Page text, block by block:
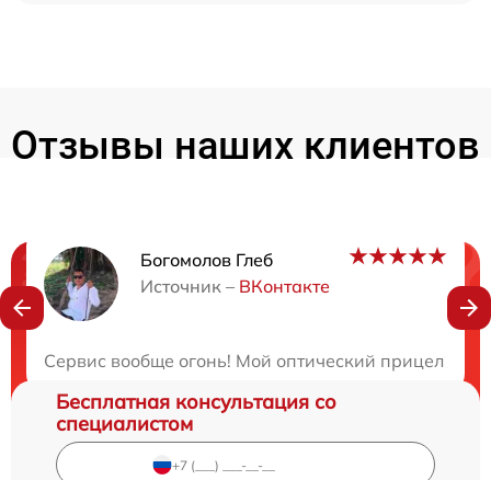
Отзывы наших клиентов
Богомолов Глеб
Источник – ВКонтакте
Сервис вообще огонь! Мой оптический прицел
Нужна консультация?
Бесплатная консультация со
специалистом